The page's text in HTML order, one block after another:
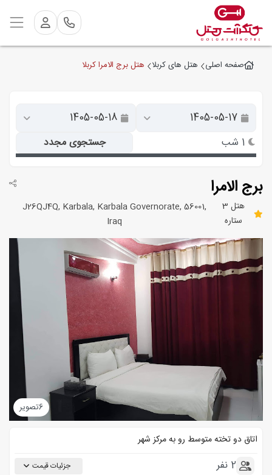
صفحه اصلی هتل های کربلا هتل برج الامرا کربلا
برج الامرا
هتل 3
ستاره
J26QJ4Q, Karbala, Karbala Governorate, 56001,
Iraq
6تصویر
اتاق دو تخته متوسط رو به مرکز شهر
2 نفر جزئیات قیمت
1 شب جستجوی مجدد